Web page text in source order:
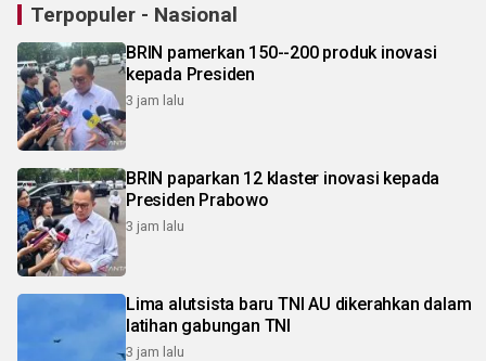
Terpopuler - Nasional
BRIN pamerkan 150--200 produk inovasi
kepada Presiden
3 jam lalu
BRIN paparkan 12 klaster inovasi kepada
Presiden Prabowo
3 jam lalu
Lima alutsista baru TNI AU dikerahkan dalam
latihan gabungan TNI
3 jam lalu